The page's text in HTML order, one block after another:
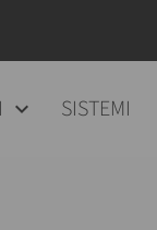
SISTEMI